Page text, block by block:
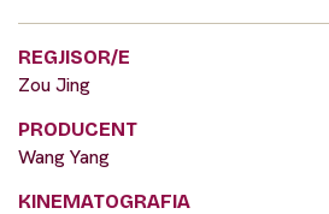
REGJISOR/E
Zou Jing
PRODUCENT
Wang Yang
KINEMATOGRAFIA